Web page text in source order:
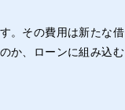
。その費用は新たな借
か、ローンに組み込む